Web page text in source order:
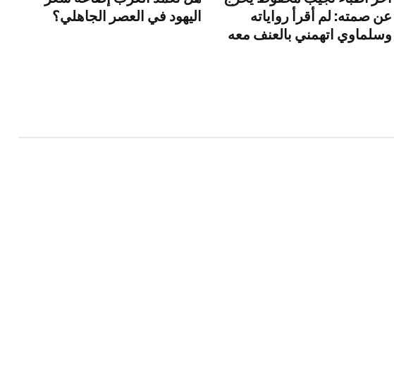
عن صمته: لم أقرأ رواياته
وسلماوي اتهمني بالعنف معه
اليهود في العصر الجاهلي؟